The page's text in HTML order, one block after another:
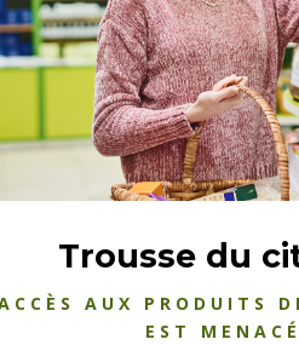
Trousse du
AUX PRODUITS
EST MENACÉ